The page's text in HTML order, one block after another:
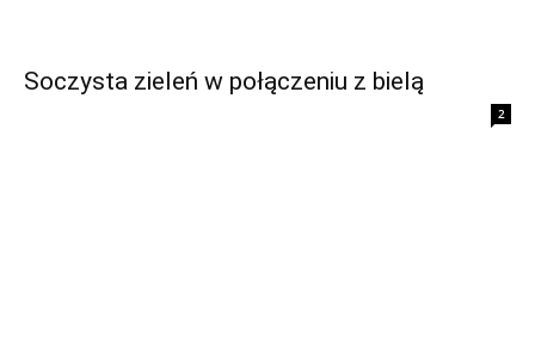
Soczysta zieleń w połączeniu z bielą
2